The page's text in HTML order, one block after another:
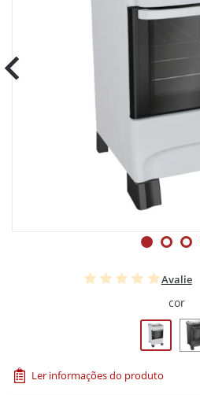
Avalie
cor
Ler informações do produto